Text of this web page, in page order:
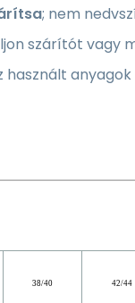
; nem
szárítót vagy
38/40 42/44